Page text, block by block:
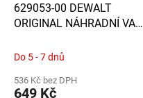
629053-00 DEWALT
ORIGINAL NÁHRADNÍ VAK
Do 5 - 7 dnů
536 Kč bez DPH
649 Kč